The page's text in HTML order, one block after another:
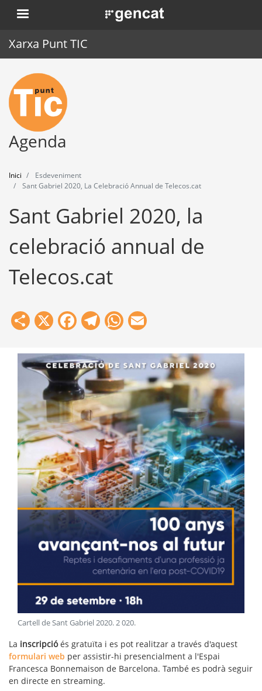
Vés
al
. Obre en una nova finestra.
Xarxa Punt TIC
Inici
Punt TIC
Actualitat
Formació
Eines
Agenda
Inici
Esdeveniment
Sant Gabriel 2020, La Celebració Annual de Telecos.cat
Sant Gabriel 2020, la
celebració annual de
Telecos.cat
Share
X Facebook
Telegram
WhatsApp
Cartell de Sant Gabriel 2020.2 020.
La inscripcióés gratuïta i es pot realitzar a través d'aquest
formulari web per assistir-hi presencialment a l'Espai
Francesca Bonnemaison de Barcelona. També es podrà seguir
en directe en streaming.